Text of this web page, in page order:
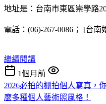
地址是：台南市東區崇學路
電話：(06)-267-0086； [台南
繼續閱讀
1個月前
2026必拍的棚拍個人寫真，
麼多種個人藝術照風格！